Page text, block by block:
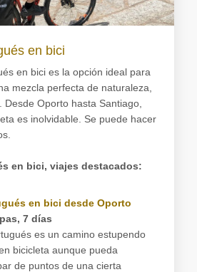
en bici
en bici es la opción ideal para
mezcla perfecta de naturaleza,
Oporto hasta Santiago,
es inolvidable. Se puede hacer
en bici, viajes destacados:
en bici desde Oporto
7 días
es un camino estupendo
bicicleta aunque pueda
de puntos de una cierta